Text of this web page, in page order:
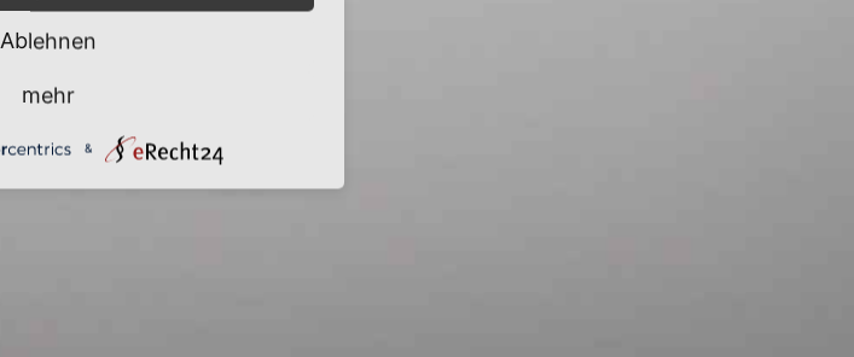
Ablehnen
mehr
&